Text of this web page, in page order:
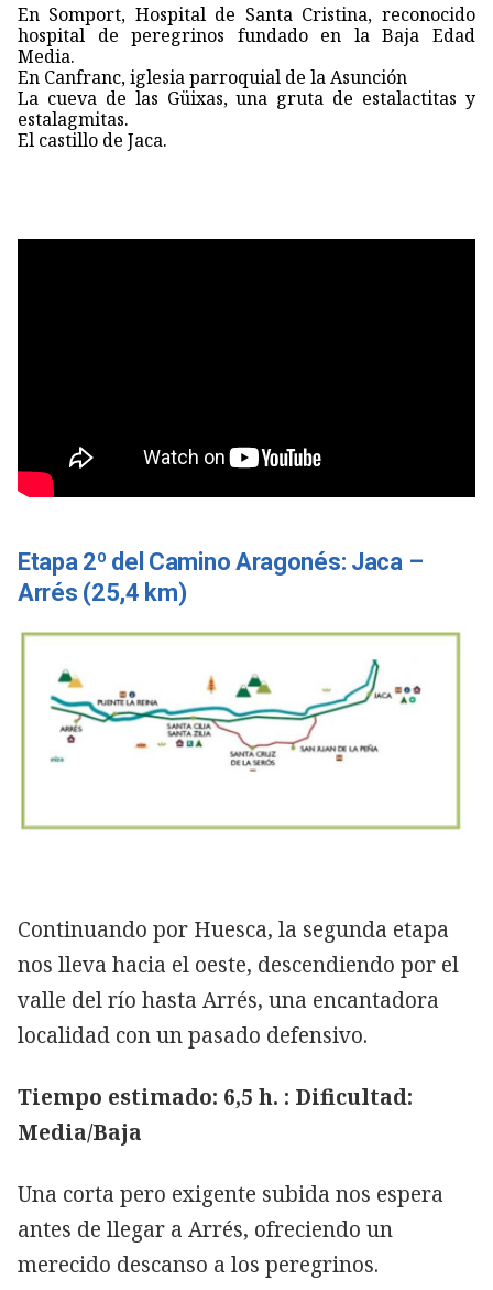
En Somport, Hospital de Santa Cristina, reconocido
hospital de peregrinos fundado en la Baja Edad
Media.
En Canfranc, iglesia parroquial de la Asunción
La cueva de las Güixas, una gruta de estalactitas y
estalagmitas.
El castillo de Jaca.
Etapa 2º del Camino Aragonés: Jaca –
Arrés (25,4 km)
Continuando por Huesca, la segunda etapa
nos lleva hacia el oeste, descendiendo por el
valle del río hasta Arrés, una encantadora
localidad con un pasado defensivo.
Tiempo estimado: 6,5 h. : Dificultad:
Media/Baja
Una corta pero exigente subida nos espera
antes de llegar a Arrés, ofreciendo un
merecido descanso a los peregrinos.